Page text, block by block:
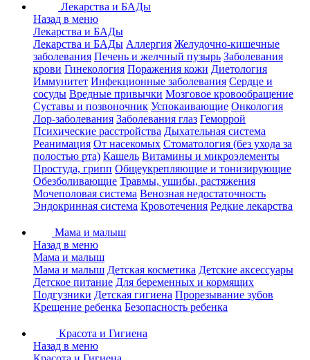
Лекарства и БАДы
Назад в меню
Лекарства и БАДы
Лекарства и БАДы Аллергия Желудочно-кишечные
заболевания Печень и желчный пузырь Заболевания
крови Гинекология Поражения кожи Диетология
Иммунитет Инфекционные заболевания Сердце и
сосуды Вредные привычки Мозговое кровообращение
Суставы и позвоночник Успокаивающие Онкология
Лор-заболевания Заболевания глаз Геморрой
Психические расстройства Дыхательная система
Реанимация От насекомых Стоматология (без ухода за
полостью рта) Кашель Витамины и микроэлементы
Простуда, грипп Общеукрепляющие и тонизирующие
Обезболивающие Травмы, ушибы, растяжения
Мочеполовая система Венозная недостаточность
Эндокринная система Кровотечения Редкие лекарства
Мама и малыш
Назад в меню
Мама и малыш
Мама и малыш Детская косметика Детские аксессуары
Детское питание Для беременных и кормящих
Подгузники Детская гигиена Прорезывание зубов
Крещение ребенка Безопасность ребенка
Красота и Гигиена
Назад в меню